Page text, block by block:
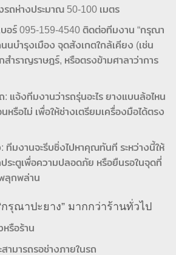
รถห่างประมาณ 50-100 เมตร
บอร์ 095-159-4540 ติดต่อทีมงาน “กรุณา
นบำรุงเมือง จุดสังเกตใกล้เคียง (เช่น
สำราญราษฎร์, หรือตรงข้ามศาลาว่าการ
: แจ้งทีมงานว่ารถรุ่นอะไร ยางแบนล้อไหน
หรือไม่ เพื่อให้ช่างเตรียมเครื่องมือได้ตรง
ทีมงานจะรีบซิ่งไปหาคุณทันที ระหว่างนี้ให้
ระตูเพื่อความปลอดภัย หรือยืนรอในจุดที่
ลุกพล่าน
รุณาปะยาง” มากกว่าร้านทั่วไป
หรือร้าน
ามารถรอช่างภายในรถ